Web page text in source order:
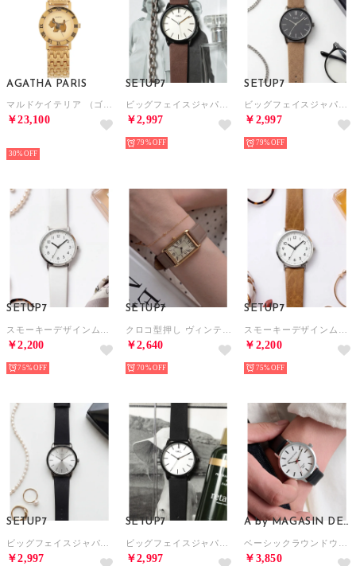
AGATHA PARIS
￥23,100
30%
SETUP7
￥2,997
79%
SETUP7
￥2,997
79%
SETUP7
￥2,200
75%
SETUP7
￥2,640
70%
SETUP7
￥2,200
75%
SETUP7
￥2,997
SETUP7
￥2,997
A by MAGASIN DE MODE
￥3,850